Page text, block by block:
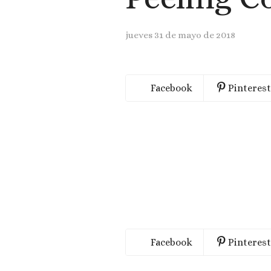
jueves 31 de mayo de 2018
Facebook Pinterest
Facebook Pinterest